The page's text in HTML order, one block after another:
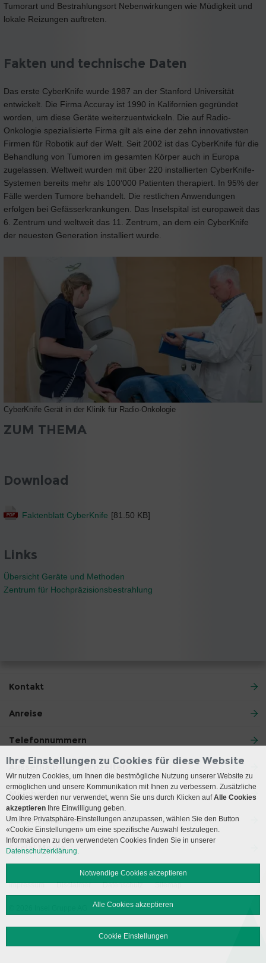
Tumorart und Bestrahlungsort Nebenwirkungen wie Müdigkeit und
lokale Reizungen auftreten.
Fakten und technische Daten
Das erste CyberKnife wurde 1987 an der Stanford Universität
entwickelt. Die Firma Accuray ist 1990 in Kalifornien gegründet
worden, um diese Geräte weiterzuentwickeln. Die auf Radio-
Onkologie spezialisierte Firma gilt als eine der zehn innovativsten
Firmen für Robotik auf der Welt. Seit 2002 ist das CyberKnife für die
Behandlung von Tumoren im gesamten Körper auch in Europa
zugelassen. Weltweit wurden mit über 220 installierten CyberKnife-
Systemen bereits mehr als 100‘000 Patienten therapiert. In 95% der
Fälle werden Tumore behandelt. Die restlichen Anwendungen
erfolgen bei Gefässerkrankungen. Das Inselspital ist europaweit das
6. Zentrum und weltweit das 11. Zentrum, an dem ein CyberKnife
der neuesten Generation installiert wurde.
CyberKnife Gerät in der Klinik für Radio-Onkologie
ZUM THEMA
Download
Faktenblatt CyberKnife [81.50 KB]
Links
Übersicht Geräte und Methoden
Zentrum für Hochpräzisionsbestrahlung
Kontakt
Anreise
Telefonnummern
Ausserhalb der Bürozeiten
Member of
Zertifizierungen
Social Media
Impressum Disclaimer Datenschutz Sitemap
Ihre Einstellungen zu Cookies für diese Website
Wir nutzen Cookies, um Ihnen die bestmögliche Nutzung unserer Website zu
ermöglichen und unsere Kommunikation mit Ihnen zu verbessern. Zusätzliche
Cookies werden nur verwendet, wenn Sie uns durch Klicken aufAlle Cookies
akzeptieren Ihre Einwilligung geben.
Um Ihre Privatsphäre-Einstellungen anzupassen, wählen Sie den Button
«Cookie Einstellungen» um eine spezifische Auswahl festzulegen.
Informationen zu den verwendeten Cookies finden Sie in unserer
Datenschutzerklärung.
Notwendige Cookies akzeptieren
Alle Cookies akzeptieren
Cookie Einstellungen